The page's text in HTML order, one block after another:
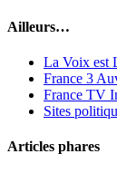
Ailleurs…
La Voix est
France 3
France TV
Sites
Articles phares